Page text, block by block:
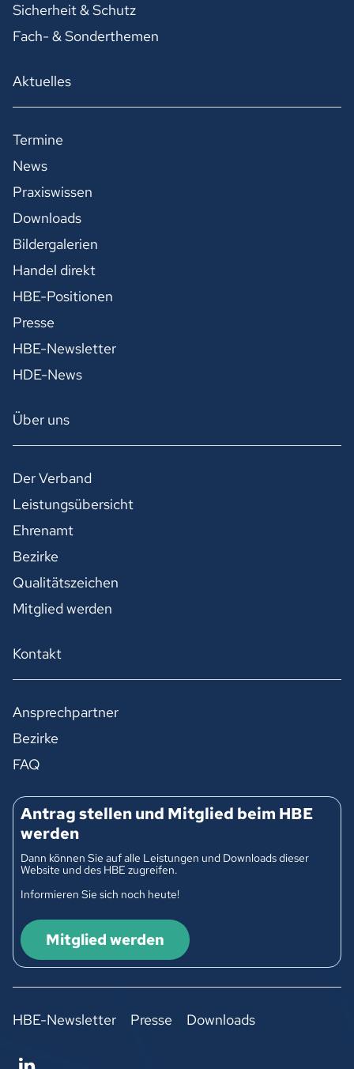
Sicherheit & Schutz
Fach- & Sonderthemen
Aktuelles
Termine
News
Praxiswissen
Downloads
Bildergalerien
Handel direkt
HBE-Positionen
Presse
HBE-Newsletter
HDE-News
Über uns
Der Verband
Leistungsübersicht
Ehrenamt
Bezirke
Qualitätszeichen
Mitglied werden
Kontakt
Ansprechpartner
Bezirke
FAQ
Antrag stellen und Mitglied beim HBE
werden
Dann können Sie auf alle Leistungen und Downloads dieser
Website und des HBE zugreifen.
Informieren Sie sich noch heute!
Mitglied werden
HBE-Newsletter Presse Downloads